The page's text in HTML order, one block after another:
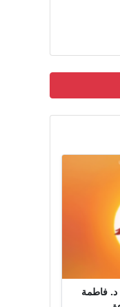
تحميل كتاب قضاء وقدر PDF د. فاطمة